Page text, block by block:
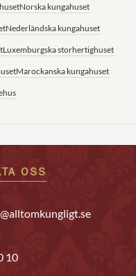
Norska kungahuset
Nederländska kungahuset
Luxemburgska storhertighuset
Marockanska kungahuset
OSS
10